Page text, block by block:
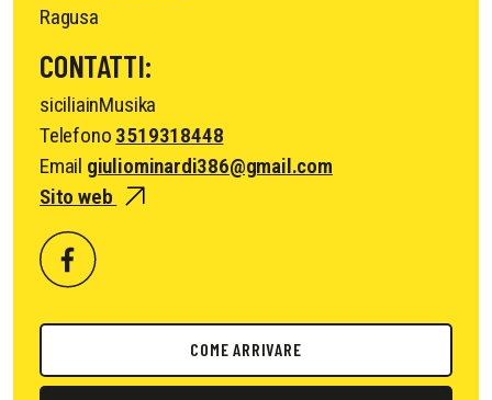
Ragusa
CONTATTI:
siciliainMusika
Telefono 3519318448
Email giuliominardi386@gmail.com
Sito web
COME ARRIVARE